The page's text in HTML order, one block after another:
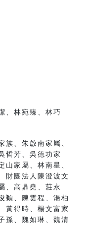
、林宛臻、林巧
族、朱啟南家屬、
哲芳、吳德功家
山家屬、林南星、
財團法人陳澄波文
、高鼎堯、莊永
穎、陳雲程、湯柏
黃得時、楊文富家
孫、魏如琳、魏清